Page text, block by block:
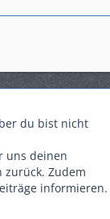
du bist nicht
uns deinen
Zudem
informieren.